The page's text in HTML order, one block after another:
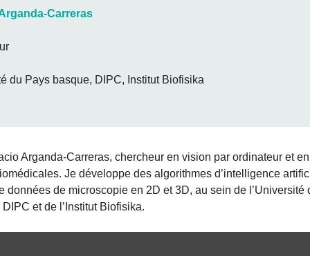
Carreras
du Pays basque, DIPC, Institut Biofisika
Arganda-Carreras, chercheur en vision par ordinateur et
Je développe des algorithmes d’intelligence
données de microscopie en 2D et 3D, au sein de l’Université
et de l’Institut Biofisika.